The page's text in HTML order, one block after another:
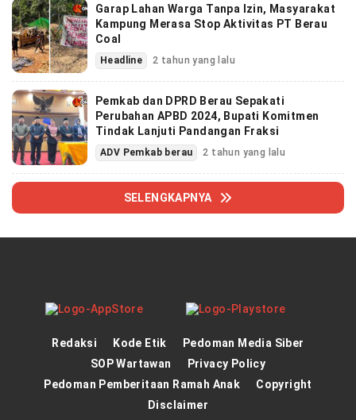
Garap Lahan Warga Tanpa Izin, Masyarakat
Kampung Merasa Stop Aktivitas PT Berau
Coal
Headline 2 tahun yang lalu
Pemkab dan DPRD Berau Sepakati
Perubahan APBD 2024, Bupati Komitmen
Tindak Lanjuti Pandangan Fraksi
ADV Pemkab berau 2 tahun yang lalu
SELENGKAPNYA
Redaksi Kode Etik
Pedoman Media Siber
SOP Wartawan
Privacy Policy
Pedoman Pemberitaan Ramah Anak
Copyright
Disclaimer